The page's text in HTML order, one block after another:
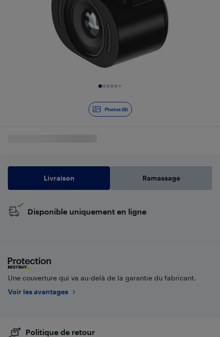
Photos (8)
Livraison Ramassage
Disponible uniquement en ligne
Une couverture qui va au-delà de la garantie du fabricant.
Voir les avantages
Politique de retour